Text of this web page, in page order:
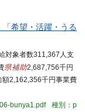
希望・活躍・うる
対象者数311,367人支
県補助2,687,756千円
2,162,356千円事業費
bunya1.pdf
種別：p